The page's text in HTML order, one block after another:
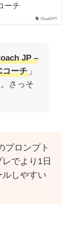
ChatGPT
ーチ
JP –
コーチ」
さっそ
プロンプト
でより1日
しやすい